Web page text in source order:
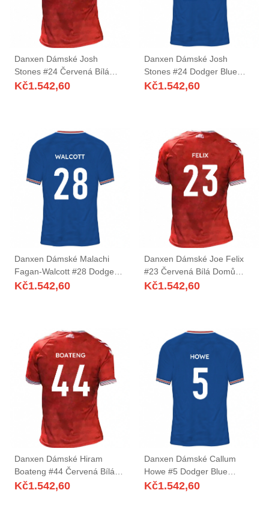
Danxen Dámské Josh
Stones #24 Červená Bílá
Domů Hráčské Dresy
Kč1.542,60
Danxen Dámské Josh
Stones #24 Dodger Blue
Daleko Hráčské Dresy
Kč1.542,60
Danxen Dámské Malachi
Fagan-Walcott #28 Dodger
Blue Daleko Hráčské Dresy
Kč1.542,60
Danxen Dámské Joe Felix
#23 Červená Bílá Domů
Hráčské Dresy 2025/26 Dres
Kč1.542,60
Danxen Dámské Hiram
Boateng #44 Červená Bílá
Domů Hráčské Dresy
Kč1.542,60
Danxen Dámské Callum
Howe #5 Dodger Blue
Daleko Hráčské Dresy
Kč1.542,60